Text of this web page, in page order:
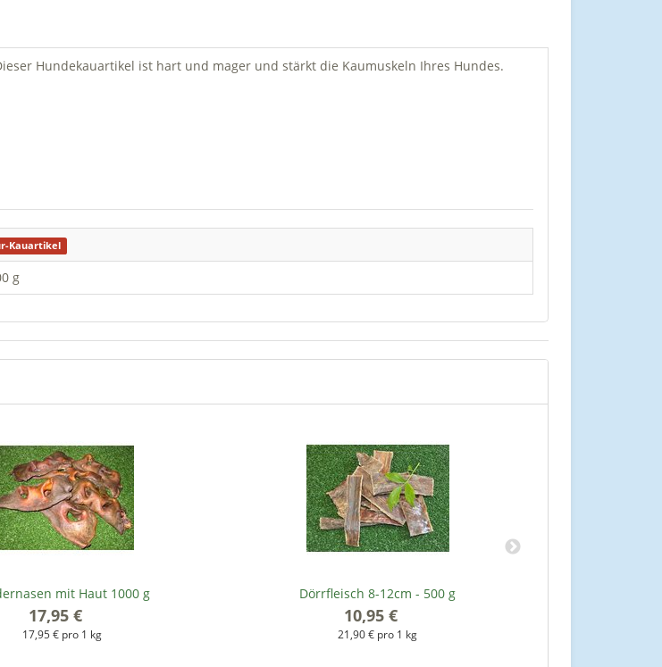
Hundekauartikel ist hart und mager und stärkt die Kaumuskeln Ihres Hundes.
Kauartikel
g
mit Haut 1000 g
17,95 €
17,95 € pro 1 kg
Dörrfleisch 8-12cm - 500 g
10,95 €
21,90 € pro 1 kg